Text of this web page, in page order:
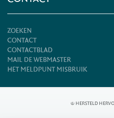
ZOEKEN
CONTACT
CONTACTBLAD
MAIL DE WEBMASTER
HET MELDPUNT MISBRUIK
© HERSTELD